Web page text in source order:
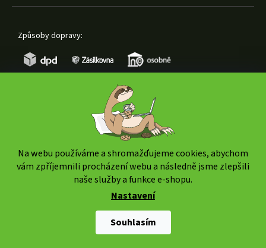
Na webu používáme a shromažďujeme cookies, abychom
vám zpříjemnili procházení webu a následně jsme zlepšili
naše služby a funkce e-shopu.
Nastavení
Souhlasím
Způsoby dopravy:
www.weedshop.cz
vyhrazena.
Upravit nastavení cookies